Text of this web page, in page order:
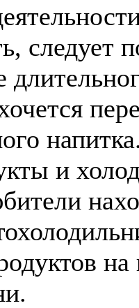
следует
и